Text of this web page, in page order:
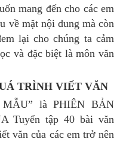
mang đến cho các em
về mặt nội dung mà còn
lại cho chúng ta cảm
và đặc biệt là môn văn
TRÌNH VIẾT VĂN
là PHIÊN BẢN
Tuyển tập 40 bài văn
văn của các em trở nên